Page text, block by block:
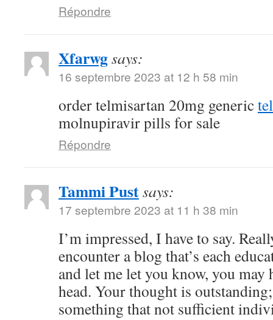
Répondre
Xfarwgsays:
16 septembre 2023 at 12 h 58 min
order telmisartan 20mg generic
molnupiravir pills for sale
Répondre
Tammi Pustsays:
17 septembre 2023 at 11 h 38 min
I’m impressed, I have to say.
encounter a blog that’s each
and let me let you know, you may
head. Your thought is
something that not sufficient